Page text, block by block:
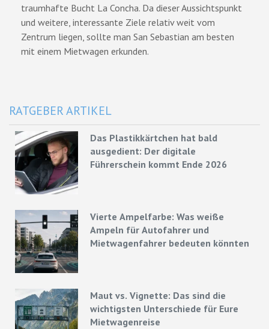
traumhafte Bucht La Concha. Da dieser Aussichtspunkt
und weitere, interessante Ziele relativ weit vom
Zentrum liegen, sollte man San Sebastian am besten
mit einem Mietwagen erkunden.
RATGEBER ARTIKEL
Das Plastikkärtchen hat bald
ausgedient: Der digitale
Führerschein kommt Ende 2026
Vierte Ampelfarbe: Was weiße
Ampeln für Autofahrer und
Mietwagenfahrer bedeuten könnten
Maut vs. Vignette: Das sind die
wichtigsten Unterschiede für Eure
Mietwagenreise